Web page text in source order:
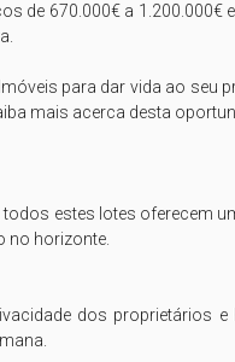
de 670.000€ a
para dar vida ao
mais acerca desta
estes lotes oferecem
no horizonte.
dos proprietários